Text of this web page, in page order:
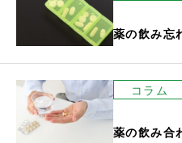
薬の飲み忘
コラム
薬の飲み合